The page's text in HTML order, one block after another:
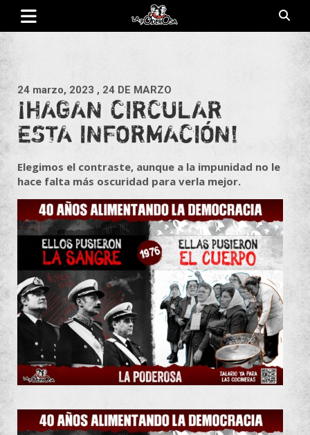
Saltar
contenido
La Poderosa
Revista de cultura villera, brazo literario del movimiento La
24 marzo, 2023 , 24 DE MARZO
¡HAGAN CIRCULAR
ESTA INFORMACIÓN!
Elegimos el contraste, aunque a la impunidad no le
hace falta más oscuridad para verla mejor.